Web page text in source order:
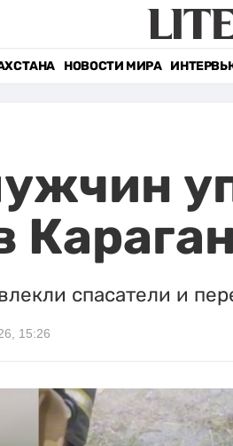
НОВОСТИ МИРА
спасатели и
15:26